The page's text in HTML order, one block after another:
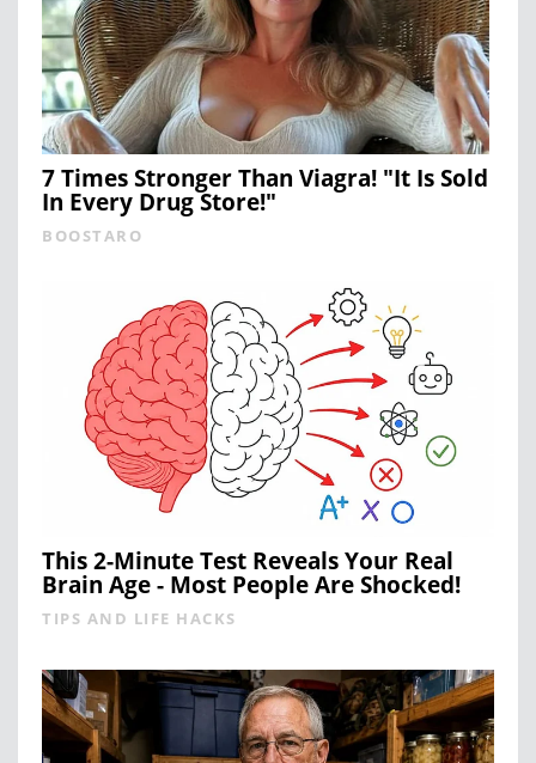
7 Times Stronger Than Viagra! "It Is Sold
In Every Drug Store!"
BOOSTARO
This 2-Minute Test Reveals Your Real
Brain Age - Most People Are Shocked!
TIPS AND LIFE HACKS